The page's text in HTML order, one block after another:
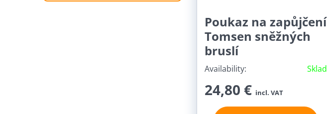
Poukaz na zapůjčení
Tomsen sněžných
bruslí
Availability: Sklad
24,80 € incl. VAT